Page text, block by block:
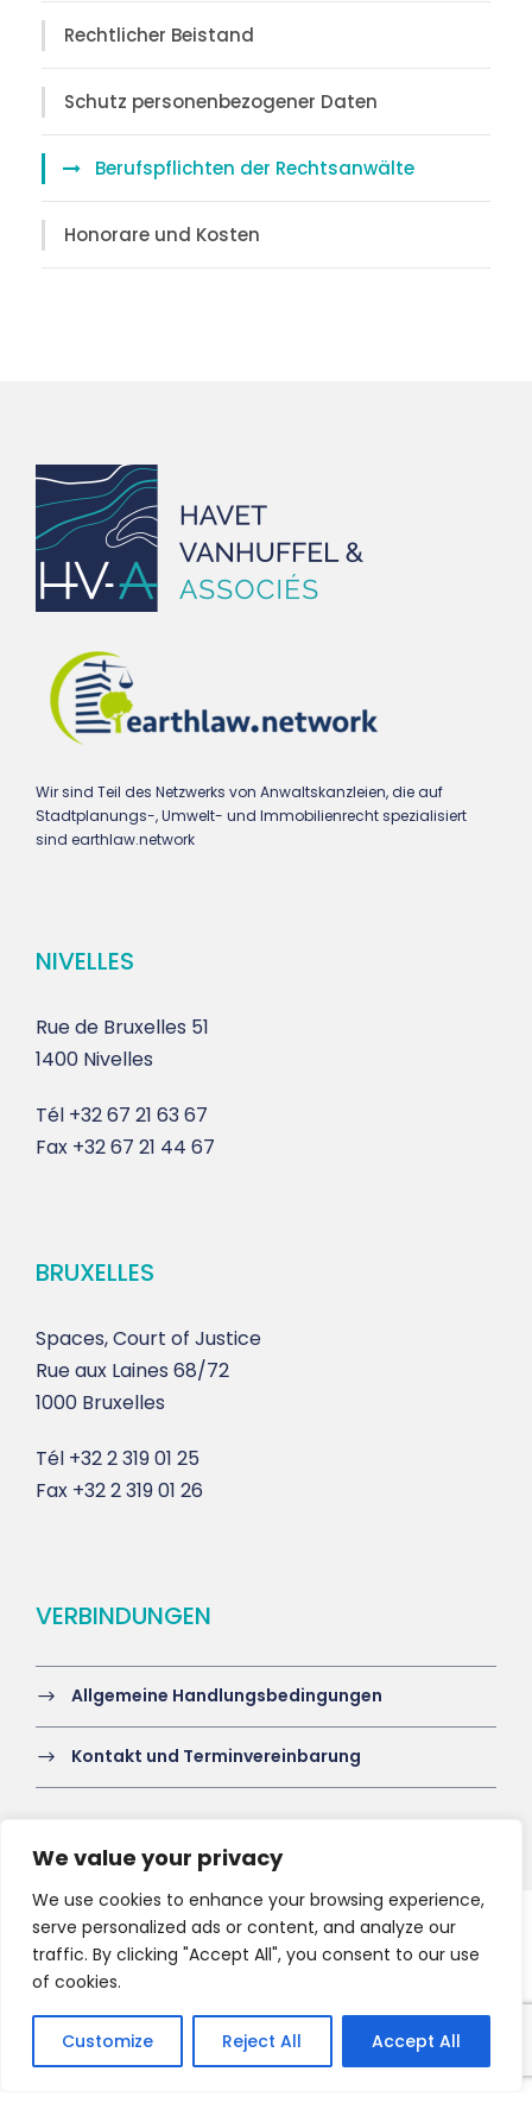
We value your privacy
We use cookies to enhance your browsing experience,
serve personalized ads or content, and analyze our
traffic. By clicking "Accept All", you consent to our use
of cookies.
Customize Reject All Accept All
Rechtlicher Beistand
Schutz personenbezogener Daten
Berufspflichten der Rechtsanwälte
Honorare und Kosten
Wir sind Teil des Netzwerks von Anwaltskanzleien, die auf
Stadtplanungs-, Umwelt- und Immobilienrecht spezialisiert
sind earthlaw.network
NIVELLES
Rue de Bruxelles 51
1400 Nivelles
Tél +32 67 21 63 67
Fax +32 67 21 44 67
BRUXELLES
Spaces, Court of Justice
Rue aux Laines 68/72
1000 Bruxelles
Tél +32 2 319 01 25
Fax +32 2 319 01 26
VERBINDUNGEN
Allgemeine Handlungsbedingungen
Kontakt und Terminvereinbarung
Copyright 2021 HV-A, All Right Reserved